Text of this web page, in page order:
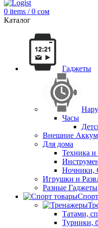
0 items / 0 сом
Каталог
Гаджеты
Часы
Внешние
Для дома
Техника и
Ночники,
Игрушки и
Разные Гаджеты
Татами,
Турники,